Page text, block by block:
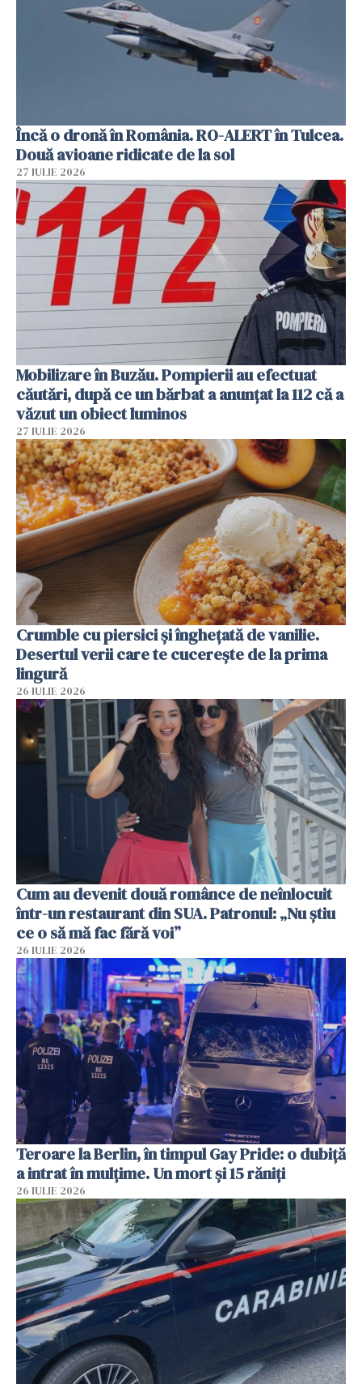
Încă o dronă în România. RO-ALERT în Tulcea.
Două avioane ridicate de la sol
27 IULIE 2026
Mobilizare în Buzău. Pompierii au efectuat
căutări, după ce un bărbat a anunțat la 112 că a
văzut un obiect luminos
27 IULIE 2026
Crumble cu piersici și înghețată de vanilie.
Desertul verii care te cucerește de la prima
lingură
26 IULIE 2026
Cum au devenit două românce de neînlocuit
într-un restaurant din SUA. Patronul: „Nu știu
ce o să mă fac fără voi”
26 IULIE 2026
Teroare la Berlin, în timpul Gay Pride: o dubiță
a intrat în mulțime. Un mort și 15 răniți
26 IULIE 2026